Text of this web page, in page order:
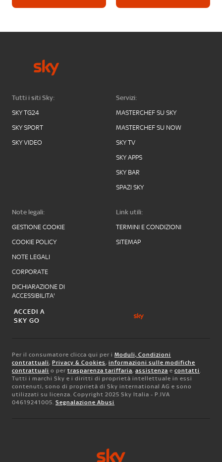
Tutti i siti Sky:
SKY TG24
SKY SPORT
SKY VIDEO
Servizi:
MASTERCHEF SU SKY
MASTERCHEF SU NOW
SKY TV
SKY APPS
SKY BAR
SPAZI SKY
Note legali:
GESTIONE COOKIE
COOKIE POLICY
NOTE LEGALI
CORPORATE
DICHIARAZIONE DI
ACCESSIBILITA'
Link utili:
TERMINI E CONDIZIONI
SITEMAP
ACCEDI A
SKY GO
Per il consumatore clicca qui per i Moduli, Condizioni
contrattuali, Privacy & Cookies, informazioni sulle modifiche
contrattuali o per trasparenza tariffaria, assistenza e contatti.
Tutti i marchi Sky e i diritti di proprietà intellettuale in essi
contenuti, sono di proprietà di Sky international AG e sono
utilizzati su licenza. Copyright 2025 Sky Italia - P.IVA
04619241005. Segnalazione Abusi